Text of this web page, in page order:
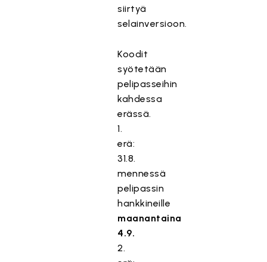
siirtyä
selainversioon.
Koodit
syötetään
pelipasseihin
kahdessa
erässä.
1.
erä:
31.8.
mennessä
pelipassin
hankkineille
maanantaina
4.9.
2.